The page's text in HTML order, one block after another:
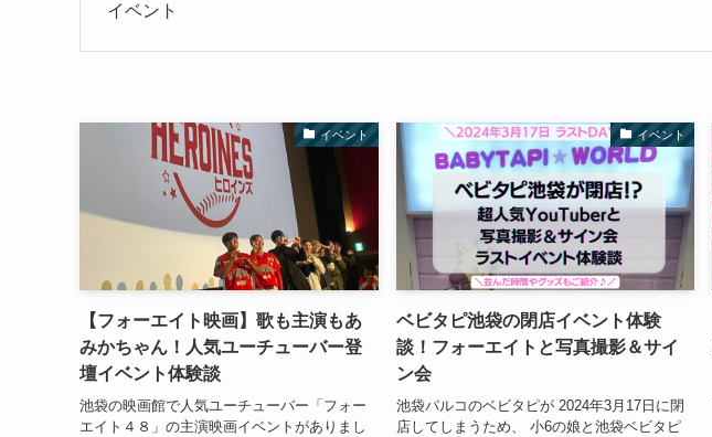
イベント
イベント
【フォーエイト映画】歌も主演もあ
みかちゃん！人気ユーチューバー登
壇イベント体験談
池袋の映画館で人気ユーチューバー「フォー
エイト４８」の主演映画イベントがありまし
イベント
ベビタピ池袋の閉店イベント体験
談！フォーエイトと写真撮影＆サイ
ン会
池袋パルコのベビタピが 2024年3月17日に閉
店してしまうため、 小6の娘と池袋ベビタピ